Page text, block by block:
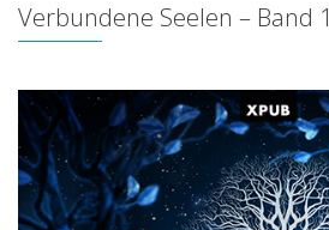
Verbundene Seelen – Band 1